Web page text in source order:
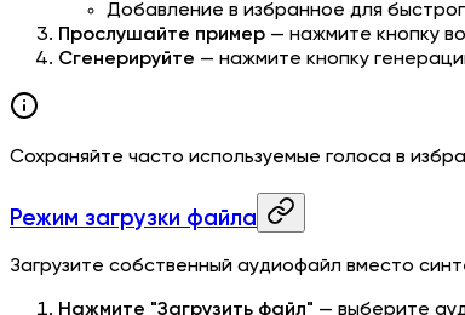
Добавление в избранное для
Прослушайте пример — нажмите кнопку
Сгенерируйте — нажмите кнопку
Сохраняйте часто используемые голоса в
Режим загрузки файла
Загрузите собственный аудиофайл вместо
Нажмите "Загрузить файл" — выберите